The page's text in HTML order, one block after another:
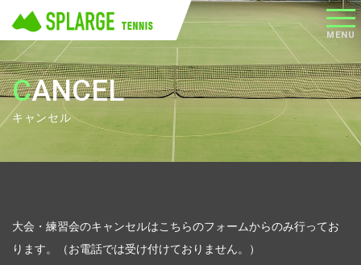
CANCEL
キャンセル
大会・練習会のキャンセルはこちらのフォームからのみ行ってお
ります。（お電話では受け付けておりません。）
メニ
MENU